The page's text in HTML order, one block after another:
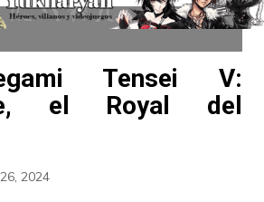
Tensei V:
el Royal del
2024